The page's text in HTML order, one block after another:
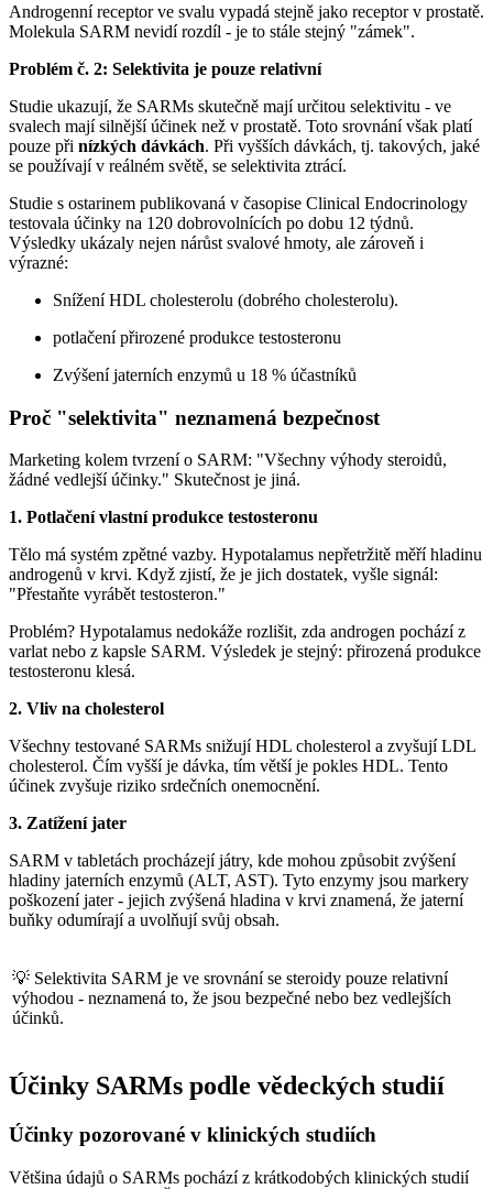
Androgenní receptor ve svalu vypadá stejně jako receptor v prostatě.
Molekula SARM nevidí rozdíl - je to stále stejný "zámek".
Problém č. 2: Selektivita je pouze relativní
Studie ukazují, že SARMs skutečně mají určitou selektivitu - ve
svalech mají silnější účinek než v prostatě. Toto srovnání však platí
pouze při nízkých dávkách. Při vyšších dávkách, tj. takových, jaké
se používají v reálném světě, se selektivita ztrácí.
Studie s ostarinem publikovaná v časopise Clinical Endocrinology
testovala účinky na 120 dobrovolnících po dobu 12 týdnů.
Výsledky ukázaly nejen nárůst svalové hmoty, ale zároveň i
výrazné:
Snížení HDL cholesterolu (dobrého cholesterolu).
potlačení přirozené produkce testosteronu
Zvýšení jaterních enzymů u 18 % účastníků
Proč "selektivita" neznamená bezpečnost
Marketing kolem tvrzení o SARM: "Všechny výhody steroidů,
žádné vedlejší účinky." Skutečnost je jiná.
1. Potlačení vlastní produkce testosteronu
Tělo má systém zpětné vazby. Hypotalamus nepřetržitě měří hladinu
androgenů v krvi. Když zjistí, že je jich dostatek, vyšle signál:
"Přestaňte vyrábět testosteron."
Problém? Hypotalamus nedokáže rozlišit, zda androgen pochází z
varlat nebo z kapsle SARM. Výsledek je stejný: přirozená produkce
testosteronu klesá.
2. Vliv na cholesterol
Všechny testované SARMs snižují HDL cholesterol a zvyšují LDL
cholesterol. Čím vyšší je dávka, tím větší je pokles HDL. Tento
účinek zvyšuje riziko srdečních onemocnění.
3. Zatížení jater
SARM v tabletách procházejí játry, kde mohou způsobit zvýšení
hladiny jaterních enzymů (ALT, AST). Tyto enzymy jsou markery
poškození jater - jejich zvýšená hladina v krvi znamená, že jaterní
buňky odumírají a uvolňují svůj obsah.
💡 Selektivita SARM je ve srovnání se steroidy pouze relativní
výhodou - neznamená to, že jsou bezpečné nebo bez vedlejších
účinků.
Účinky SARMs podle vědeckých studií
Účinky pozorované v klinických studiích
Většina údajů o SARMs pochází z krátkodobých klinických studií